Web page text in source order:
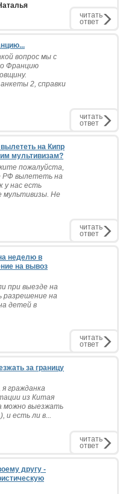
читать
ответ
вопрос мы с
Францию
2, справки
читать
ответ
на Кипр
мультивизам?
пожалуйста,
РФ вылететь на
у нас есть
Не
читать
ответ
неделю в
на вывоз
при выезде на
разрешение на
детей в
читать
ответ
за границу
гражданка
из Китая
можно выезжать
и есть ли в...
читать
ответ
другу -